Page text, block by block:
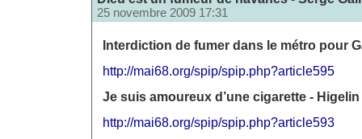
25 novembre 2009 17:31
Interdiction de fumer dans le métro pour
http://mai68.org/spip/spip.php?article595
Je suis amoureux d’une cigarette - Higelin
http://mai68.org/spip/spip.php?article593